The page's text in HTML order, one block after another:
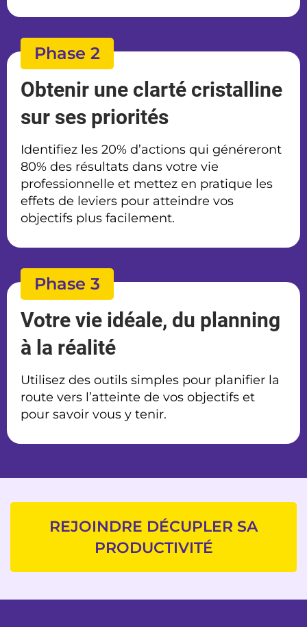
Phase 2
Obtenir une clarté cristalline
sur ses priorités
Identifiez les 20% d’actions qui généreront
80% des résultats dans votre vie
professionnelle et mettez en pratique les
effets de leviers pour atteindre vos
objectifs plus facilement.
Phase 3
Votre vie idéale, du planning
à la réalité
Utilisez des outils simples pour planifier la
route vers l’atteinte de vos objectifs et
pour savoir vous y tenir.
REJOINDRE DÉCUPLER SA
PRODUCTIVITÉ